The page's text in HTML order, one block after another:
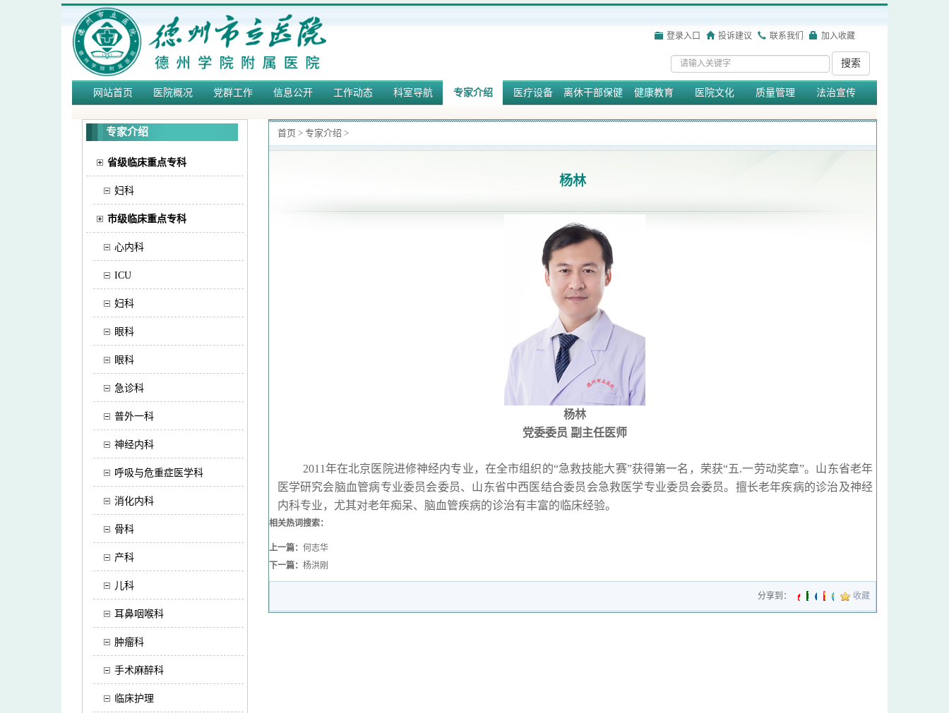
登录入口 投诉建议 联系我们 加入收藏
搜索
网站首页 医院概况 党群工作 信息公开 工作动态 科室导航 专家介绍 医疗设备 离休干部保健 健康教育 医院文化 质量管理 法治宣传
专家介绍
省级临床重点专科
妇科
市级临床重点专科
心内科
ICU
妇科
眼科
眼科
急诊科
普外一科
神经内科
呼吸与危重症医学科
消化内科
骨科
产科
儿科
耳鼻咽喉科
肿瘤科
手术麻醉科
临床护理
首页 > 专家介绍 >
杨林
杨林
党委委员 副主任医师
2011年在北京医院进修神经内专业，在全市组织的“急救技能大赛”获得第一名，荣获“五.一劳动奖章”。山东省老年
医学研究会脑血管病专业委员会委员、山东省中西医结合委员会急救医学专业委员会委员。擅长老年疾病的诊治及神经
内科专业，尤其对老年痴呆、脑血管疾病的诊治有丰富的临床经验。
相关热词搜索：
上一篇： 何志华
下一篇： 杨洪刚
分享到： 收藏